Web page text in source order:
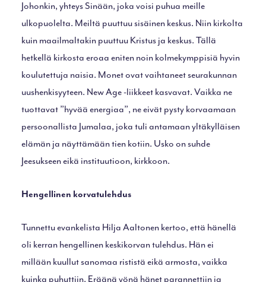
Johonkin, yhteys Sinään, joka voisi puhua meille
ulkopuolelta. Meiltä puuttuu sisäinen keskus. Niin kirkolta
kuin maailmaltakin puuttuu Kristus ja keskus. Tällä
hetkellä kirkosta eroaa eniten noin kolmekymppisiä hyvin
koulutettuja naisia. Monet ovat vaihtaneet seurakunnan
uushenkisyyteen. New Age -liikkeet kasvavat. Vaikka ne
tuottavat ”hyvää energiaa”, ne eivät pysty korvaamaan
persoonallista Jumalaa, joka tuli antamaan yltäkylläisen
elämän ja näyttämään tien kotiin. Usko on suhde
Jeesukseen eikä instituutioon, kirkkoon.
Hengellinen korvatulehdus
Tunnettu evankelista Hilja Aaltonen kertoo, että hänellä
oli kerran hengellinen keskikorvan tulehdus. Hän ei
millään kuullut sanomaa rististä eikä armosta, vaikka
kuinka puhuttiin. Eräänä yönä hänet parannettiin ja